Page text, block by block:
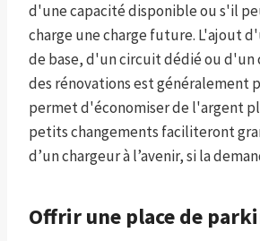
d'une capacité disponible ou s'il
charge une charge future. L'ajout
de base, d'un circuit dédié ou d'un
des rénovations est généralement
permet d'économiser de l'argent
petits changements faciliteront
d’un chargeur à l’avenir, si la
Offrir une place de